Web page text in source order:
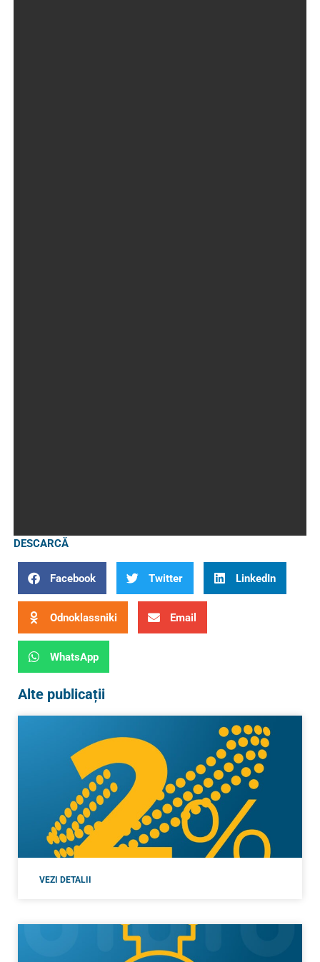
DESCARCĂ
Facebook Twitter LinkedIn
Odnoklassniki Email
WhatsApp
Alte publicații
VEZI DETALII